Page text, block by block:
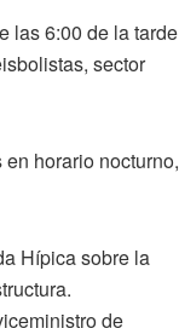
las 6:00 de la tarde
sector
horario nocturno,
Hípica sobre la
de